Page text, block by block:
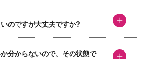
のですが大丈夫ですか?
分からないので、その状態で